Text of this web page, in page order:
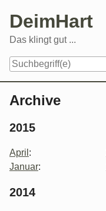
content
DeimHart
Das klingt gut ...
Archive
2015
April :
Januar:
2014